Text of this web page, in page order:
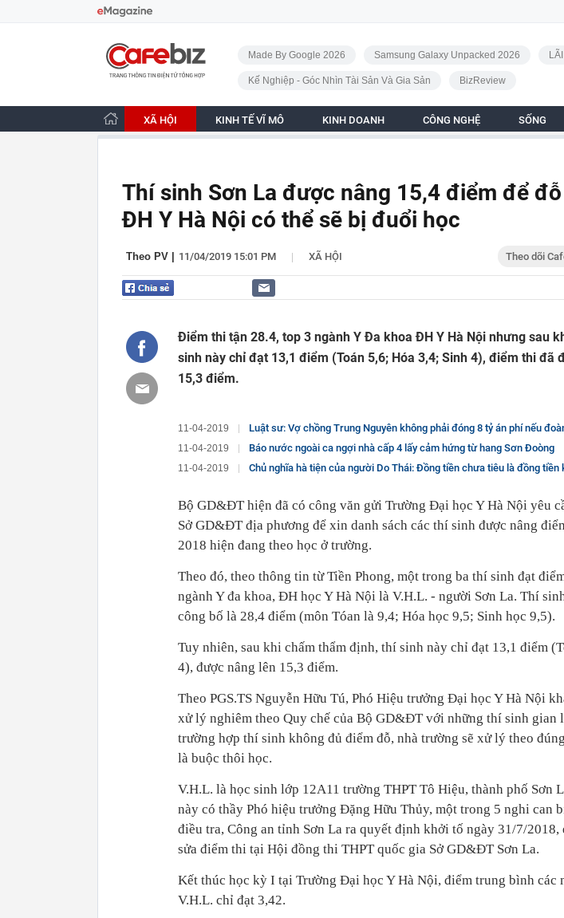
CafeBiz - Trang chủ
Made By Google 2026 Samsung Galaxy Unpacked 2026
Kế Nghiệp - Góc Nhìn Tài Sản Và Gia Sản BizReview
XÃ HỘI KINH TẾ VĨ MÔ KINH DOANH CÔNG NGHỆ SỐNG
Thí sinh Sơn La được nâng 15,4 điểm để
ĐH Y Hà Nội có thể sẽ bị đuổi học
Theo PV 11/04/2019 15:01 PM | XÃ HỘI Theo dõi
Điểm thi tận 28.4, top 3 ngành Y Đa khoa ĐH Y Hà Nội nhưng sau
sinh này chỉ đạt 13,1 điểm (Toán 5,6; Hóa 3,4; Sinh 4), điểm thi đã
15,3 điểm.
11-04-2019 Luật sư: Vợ chồng Trung Nguyên không phải đóng 8 tỷ án phí nếu đoàn tụ, trường hợp
11-04-2019 Báo nước ngoài ca ngợi nhà cấp 4 lấy cảm hứng từ hang Sơn Đoòng
11-04-2019 Chủ nghĩa hà tiện của người Do Thái: Đồng tiền chưa tiêu là đồng tiền khôn, khoe hoang
Bộ GD&ĐT hiện đã có công văn gửi Trường Đại học Y Hà Nội yêu
Sở GD&ĐT địa phương để xin danh sách các thí sinh được nâng
2018 hiện đang theo học ở trường.
Theo đó, theo thông tin từ Tiền Phong, một trong ba thí sinh đạt
ngành Y đa khoa, ĐH học Y Hà Nội là V.H.L. - người Sơn La. Thí
công bố là 28,4 điểm (môn Tóan là 9,4; Hóa học 9,5; Sinh học 9,5).
Tuy nhiên, sau khi chấm thẩm định, thí sinh này chỉ đạt 13,1 điểm
4), được nâng lên 15,3 điểm.
Theo PGS.TS Nguyễn Hữu Tú, Phó Hiệu trưởng Đại học Y Hà Nội
xử lý nghiêm theo Quy chế của Bộ GD&ĐT với những thí sinh gian
trường hợp thí sinh không đủ điểm đỗ, nhà trường sẽ xử lý theo
là buộc thôi học.
V.H.L. là học sinh lớp 12A11 trường THPT Tô Hiệu, thành phố Sơn
này có thầy Phó hiệu trưởng Đặng Hữu Thủy, một trong 5 nghi can
điều tra, Công an tỉnh Sơn La ra quyết định khởi tố ngày 31/7/2018,
sửa điểm thi tại Hội đồng thi THPT quốc gia Sở GD&ĐT Sơn La.
Kết thúc học kỳ I tại Trường Đại học Y Hà Nội, điểm trung bình các
V.H.L. chỉ đạt 3,42.